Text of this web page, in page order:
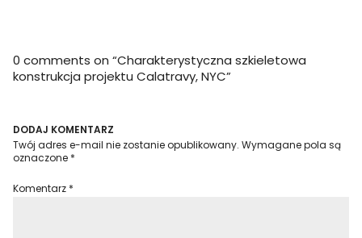
Dom na kółkach
0 comments on “Charakterystyczna szkieletowa
konstrukcja projektu Calatravy, NYC”
DODAJ KOMENTARZ
Twój adres e-mail nie zostanie opublikowany. Wymagane pola są
oznaczone *
Komentarz *